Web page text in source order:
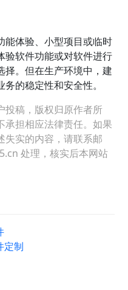
能体验、小型项目或临时
验软件功能或对软件进行
择。但在生产环境中，建
的稳定性和安全性。
投稿，版权归原作者所
承担相应法律责任。如果
失实的内容，请联系邮
处理，核实后本网站
定制